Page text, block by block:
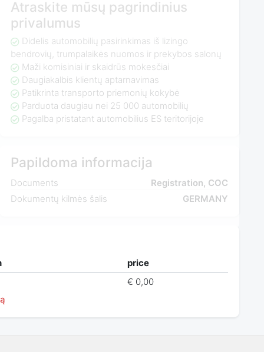
Atraskite mūsų pagrindinius
privalumus
Didelis automobilių pasirinkimas iš lizingo
bendrovių, trumpalaikės nuomos ir prekybos salonų
Maži komisiniai ir skaidrūs mokesčiai
Daugiakalbis klientų aptarnavimas
Patikrinta transporto priemonių kokybė
Parduota daugiau nei 25 000 automobilių
Pagalba pristatant automobilius ES teritorijoje
Papildoma informacija
Documents
Registration, COC
Dokumentų kilmės šalis
GERMANY
price
€ 0,00